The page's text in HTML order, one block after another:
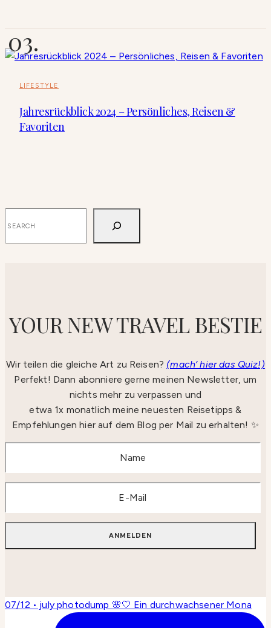
LIFESTYLE
Jahresrückblick 2024 – Persönliches, Reisen &
Favoriten
YOUR NEW TRAVEL BESTIE
Wir teilen die gleiche Art zu Reisen? (mach‘ hier das Quiz!)
Perfekt! Dann abonniere gerne meinen Newsletter, um
nichts mehr zu verpassen und
etwa 1x monatlich meine neuesten Reisetipps &
Empfehlungen hier auf dem Blog per Mail zu erhalten! ✨
07/12 • july photodump 🌸🤍 Ein durchwachsener Mona